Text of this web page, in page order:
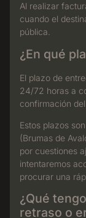
Al realizar
cuando el
pública.
¿En qué
El plazo de
24/72 horas a
confirmación
Estos plazos
(Brumas de
por cuestiones
intentaremos
procurar una
¿Qué
retraso o